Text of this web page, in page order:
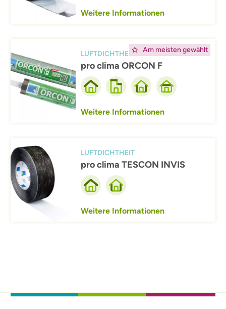
Weitere Informationen
Am meisten gewählt
LUFTDICHTHEIT
pro clima ORCON F
Weitere Informationen
LUFTDICHTHEIT
pro clima TESCON INVIS
Weitere Informationen